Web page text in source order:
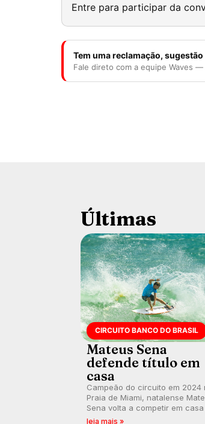
Entre para participar da
Tem uma reclamação,
Fale direto com a equipe Waves
Últimas
CIRCUITO BANCO DO BRASIL
Mateus Sena
defende título em
casa
Campeão do circuito em 2024
Praia de Miami, natalense
Sena volta a competir em casa
busca de manter a hegemonia
leia mais »